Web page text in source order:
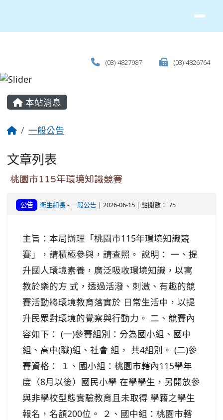
(03)-4827987 (03)-4826764
主內容區域
本站消息
回首頁
一般公告
文章列表
桃園市115年環境知識競賽
公告 衛生組長-一般公告 | 2026-06-15 | 點閱數： 75
主旨：本局辦理「桃園市115年環境知識競
賽」，請積極參與，請查照。 說明： 一、提
升國人環境素養，廣泛吸收環境知識，以寓
教於樂的方 式，透過活潑、刺激、有趣的競
賽活動將環境教育落實於 日常生活中，以提
升民眾對環境的覺察與行動力。 二、競賽內
容如下： (一)參賽組別：分為國小組、國中
組、高中(職)組、社會 組， 共4組別。 (二)參
賽資格： １、國小組：桃園市轄內115學年
度（8月以後）國民小學 在學學生，另開放參
與非學校型態實驗教育且未取得 學籍之學生
報名，名額200位。 ２、國中組：桃園市轄